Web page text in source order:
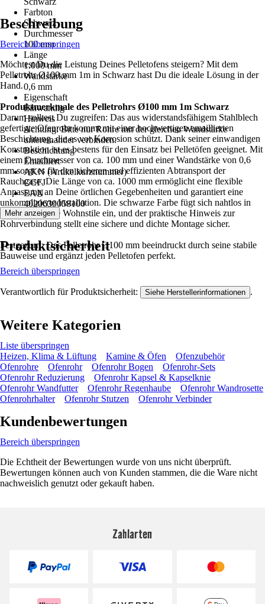
Farbton
Schwarz
Durchmesser
100 mm
Länge
1.000 mm
Wandstärke
0,6 mm
Eigenschaft
Einwandig
Hinweis
Achtung: Bitte nur Rohre mit der gleichen Wandstärke
untereinander verbinden.
Beschichtung
Emailliert
AKN (Artikelkurznummer)
CCFJ
EAN
4020639058100
Beschreibung
Bereich überspringen
Möchtest Du die Leistung Deines Pelletofens steigern? Mit dem
Pelletrohr Ø100 mm 1m in Schwarz hast Du die ideale Lösung in der
Hand.
Produktmerkmale des Pelletrohrs Ø100 mm 1m Schwarz
Darum solltest Du zugreifen: Das aus widerstandsfähigem Stahlblech
gefertigte Ofenrohr kommt mit einer hochwertigen emaillierten
Beschichtung, die es vor Korrosion schützt. Dank seiner einwandigen
Konstruktion ist es bestens für den Einsatz bei Pelletöfen geeignet. Mit
einem Durchmesser von ca. 100 mm und einer Wandstärke von 0,6
mm sorgt es für den sicheren und effizienten Abtransport der
Rauchgase. Die Länge von ca. 1000 mm ermöglicht eine flexible
Anpassung an Deine örtlichen Gegebenheiten und garantiert eine
unkomplizierte Installation. Die schwarze Farbe fügt sich nahtlos in
unterschiedliche Wohnstile ein, und der praktische Hinweis zur
Rohrverbindung stellt eine sichere und dichte Montage sicher.
Festgezurrt: Das Pelletrohr Ø100 mm beeindruckt durch seine stabile
Bauweise und ergänzt jeden Pelletofen perfekt.
Mehr anzeigen
Produktsicherheit
Bereich überspringen
Verantwortlich für Produktsicherheit: Siehe Herstellerinformationen .
Weitere Kategorien
Liste überspringen
Heizen, Klima & Lüftung
Kamine & Öfen
Ofenzubehör
Ofenrohre
Ofenrohr Ofenrohr Bogen
Ofenrohr-Sets
Ofenrohr Reduzierung
Ofenrohr Kapsel & Kapselknie
Ofenrohr Wandfutter
Ofenrohr Regenhaube
Ofenrohr Wandrosette
Ofenrohrhalter
Ofenrohr Stutzen Ofenrohr Verbinder
Kundenbewertungen
Bereich überspringen
Die Echtheit der Bewertungen wurde von uns nicht überprüft.
Bewertungen können auch von Kunden stammen, die die Ware nicht
nachweislich genutzt oder gekauft haben.
Zahlarten